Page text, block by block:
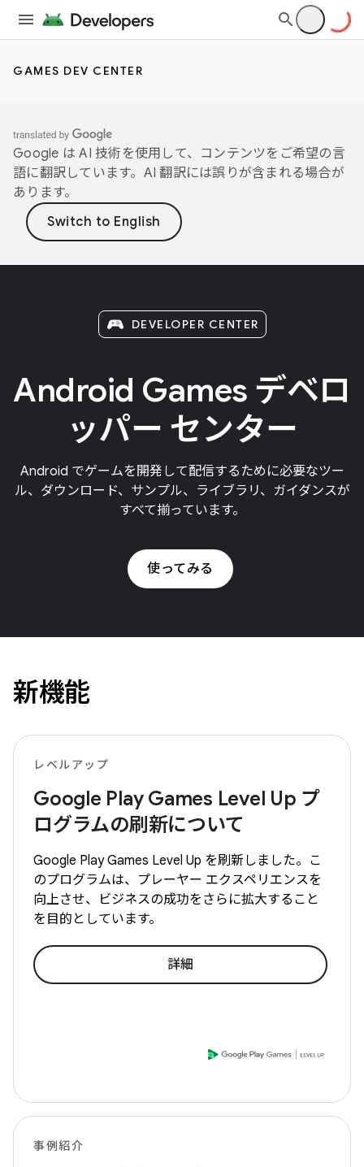
GAMES DEV CENTER
Google は AI 技術を使用して、コンテンツをご希望の言
語に翻訳しています。AI 翻訳には誤りが含まれる場合が
あります。
DEVELOPER CENTER
Android Games デベロ
ッパー センター
Android でゲームを開発して配信するために必要なツー
ル、ダウンロード、サンプル、ライブラリ、ガイダンスが
すべて揃っています。
使ってみる
新機能
レベルアップ
Google Play Games Level Up プ
ログラムの刷新について
Google Play Games Level Up を刷新しました。こ
のプログラムは、プレーヤー エクスペリエンスを
向上させ、ビジネスの成功をさらに拡大すること
を目的としています。
詳細
事例紹介